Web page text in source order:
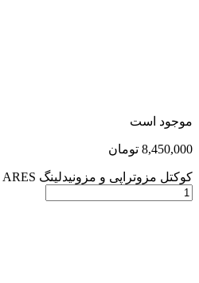
موجود است
8,450,000 تومان
کوکتل مزوتراپی و مزونیدلینگ ARES مدل AK عدد